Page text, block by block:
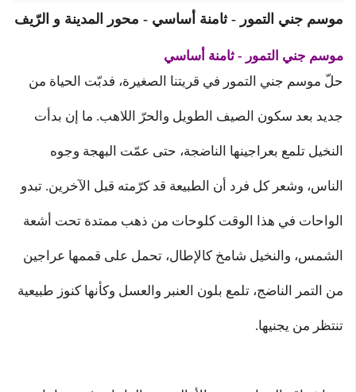
موسم جني التمور - ثامنة أساسي - محور المدينة و الرّيف
موسم جني التمور - ثامنة أساسي
حلّ موسم جني التمور في قريتنا الصغيرة، فدبّت الحياة من
جديد بعد سكون الصيف الطويل والحرّ اللاهب. ما إن بدأت
النخيل تلمع بعراجينها الناضجة، حتى عمّت البهجة وجوه
الناس، وشعر كل فرد أن الطبيعة قد كرّمته قبل الآخرين. تبدو
الواحات في هذا الوقت كلوحات من ذهب ممتدة تحت أشعة
الشمس، والنخيل شامخ كالإطال، تحمل على قممها عراجين
من التمر الناضج، تلمع بلون العنبر والعسل وكأنها كنوز طبيعية
تنتظر من يجنيها.